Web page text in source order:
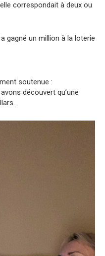
correspondait à deux ou
gagné un million à la loterie
soutenue :
découvert qu’une